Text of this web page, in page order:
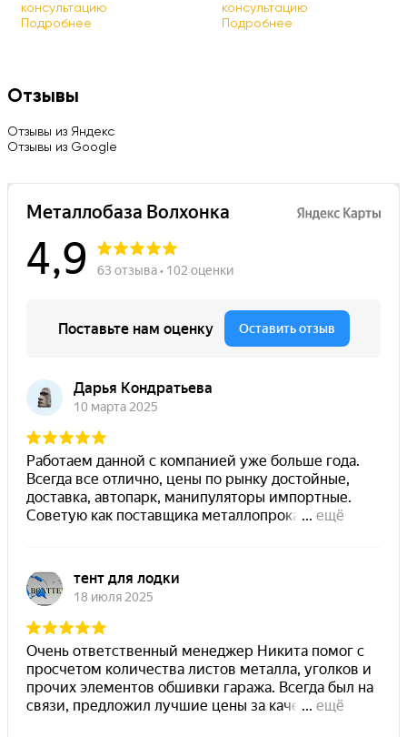
консультацию
Подробнее
консультацию
Подробнее
Отзывы
Отзывы из Яндекс
Отзывы из Google